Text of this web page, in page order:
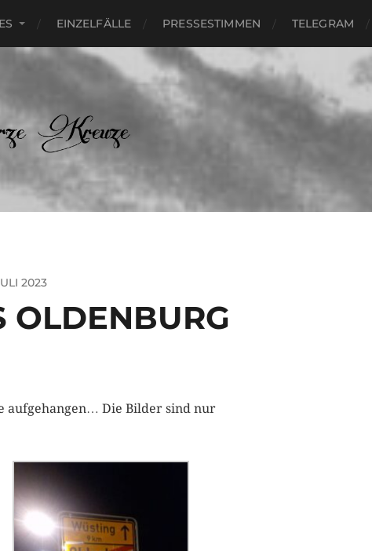
EINZELFÄLLE PRESSESTIMMEN TELEGRAM
2023
OLDENBURG
aufgehangen… Die Bilder sind nur